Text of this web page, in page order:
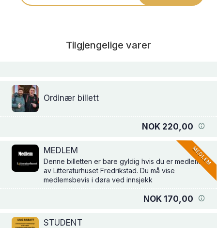
Tilgjengelige varer
Ordinær billett
NOK 220,00
MEDLEM
Denne billetten er bare gyldig hvis du er medlem
av Litteraturhuset Fredrikstad. Du må vise
medlemsbevis i døra ved innsjekk
NOK 170,00
MEDLEM
STUDENT